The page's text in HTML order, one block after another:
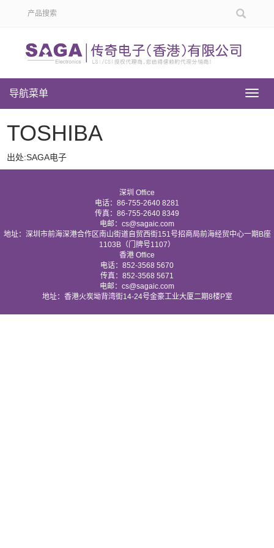
导
航
导航菜单
TOSHIBA
出处:SAGA电子
深圳 Office
电话：86-755-2640 8281
传真：86-755-2640 8349
电邮：cs@sagaic.com
地址：深圳市前海深港合作区南山街道自贸西街151号招商局前海经贸中心一期B座
1103B（门牌号1107）
香港 Office
电话：852-3568 5670
传真：852-3568 5671
电邮：cs@sagaic.com
地址：香港火炭坳背湾街14-24号金豪工业大厦二期8楼P室